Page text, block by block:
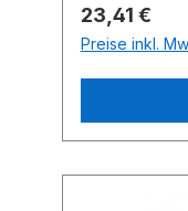
Regulärer
23,41 €
Preise inkl.